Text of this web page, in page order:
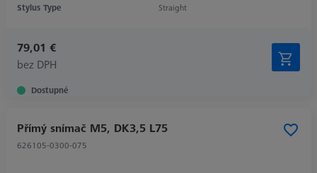
Stylus Type
Straight
79,01 €
bez DPH
Dostupné
Přímý snímač M5, DK3,5 L75
626105-0300-075